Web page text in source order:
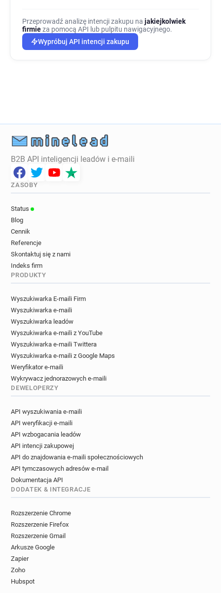
Przeprowadź analizę intencji zakupu na jakiejkolwiek
firmieza pomocą API lub pulpitu nawigacyjnego.
Wypróbuj API intencji zakupu
B2B API inteligencji leadów i e-maili
ZASOBY
Status
Blog
Cennik
Referencje
Skontaktuj się z nami
Indeks firm
PRODUKTY
Wyszukiwarka E-maili Firm
Wyszukiwarka e-maili
Wyszukiwarka leadów
Wyszukiwarka e-maili z YouTube
Wyszukiwarka e-maili Twittera
Wyszukiwarka e-maili z Google Maps
Weryfikator e-maili
Wykrywacz jednorazowych e-maili
DEWELOPERZY
API wyszukiwania e-maili
API weryfikacji e-maili
API wzbogacania leadów
API intencji zakupowej
API do znajdowania e-maili społecznościowych
API tymczasowych adresów e-mail
Dokumentacja API
DODATEK & INTEGRACJE
Rozszerzenie Chrome
Rozszerzenie Firefox
Rozszerzenie Gmail
Arkusze Google
Zapier
Zoho
Hubspot